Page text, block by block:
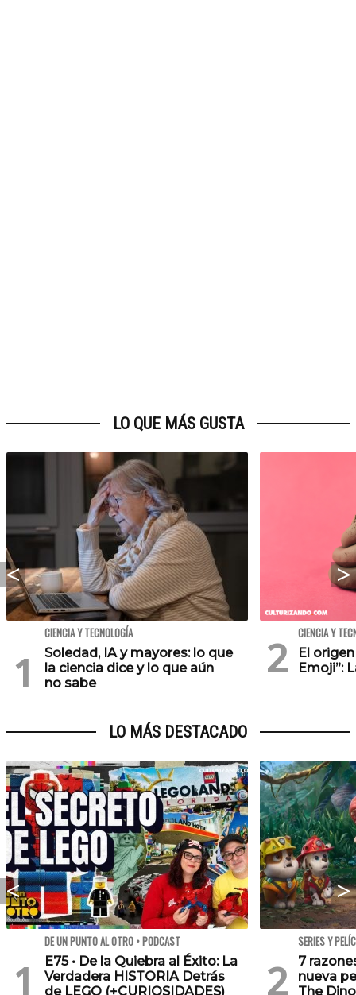
LO QUE MÁS GUSTA
CIENCIA Y TECNOLOGÍA
Soledad, IA y mayores: lo que
la ciencia dice y lo que aún
no sabe
CIENCIA Y
El
Emoji”:
LO MÁS DESTACADO
DE UN PUNTO AL OTRO • PODCAST
E75 • De la Quiebra al Éxito: La
Verdadera HISTORIA Detrás
de LEGO (+CURIOSIDADES)
SERIES Y
7
nueva
The